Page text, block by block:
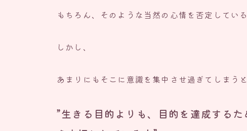
もちろん、そのような当然の心情を否定してい
しかし、
あまりにもそこに意識を集中させ過ぎてしまう
”生きる目的よりも、目的を達成する